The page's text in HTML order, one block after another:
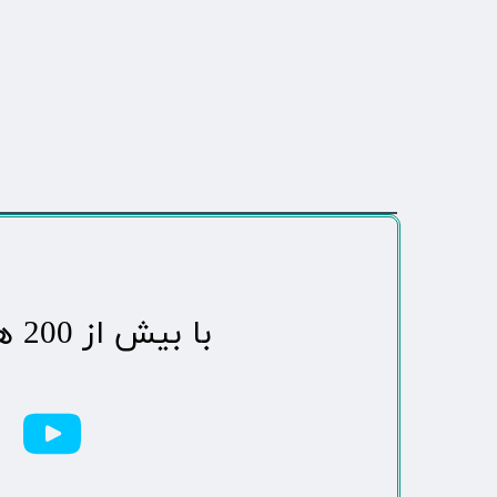
​با بیش از 200 هزاردنبال کننده محبوب ترین رسانه مردمی شهر مهاباد​​​​​​​​​​​​​​